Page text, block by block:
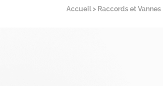
Accueil > Raccords et Vannes